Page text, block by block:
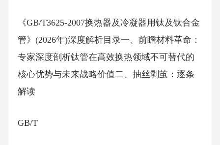
《GB/T3625-2007换热器及冷凝器用钛及钛合金
管》(2026年)深度解析目录一、前瞻材料革命：
专家深度剖析钛管在高效换热领域不可替代的
核心优势与未来战略价值二、抽丝剥茧：逐条
解读
GB/T